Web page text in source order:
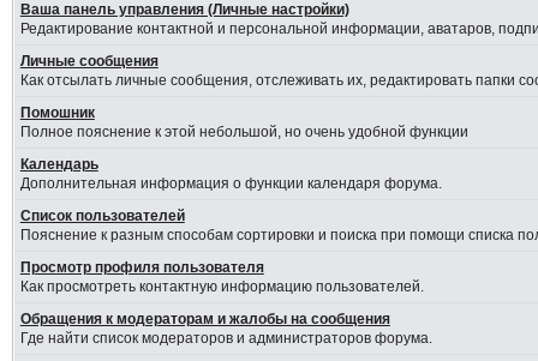
Ваша панель управления (Личные настройки)
Редактирование контактной и персональной информации, аватаров,
Личные сообщения
Как отсылать личные сообщения, отслеживать их, редактировать папки
Помошник
Полное пояснение к этой небольшой, но очень удобной функции
Календарь
Дополнительная информация о функции календаря форума.
Список пользователей
Пояснение к разным способам сортировки и поиска при помощи списка
Просмотр профиля пользователя
Как просмотреть контактную информацию пользователей.
Обращения к модераторам и жалобы на сообщения
Где найти список модераторов и администраторов форума.